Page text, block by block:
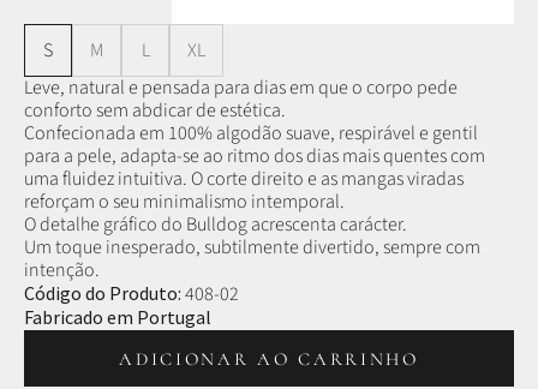
S M L
XL
Leve, natural e pensada para dias em que o corpo pede
conforto sem abdicar de estética.
Confecionada em 100% algodão suave, respirável e gentil
para a pele, adapta-se ao ritmo dos dias mais quentes com
uma fluidez intuitiva. O corte direito e as mangas viradas
reforçam o seu minimalismo intemporal.
O detalhe gráfico do Bulldog acrescenta carácter.
Um toque inesperado, subtilmente divertido, sempre com
intenção.
Código do Produto: 408-02
Fabricado em Portugal
ADICIONAR AO CARRINHO